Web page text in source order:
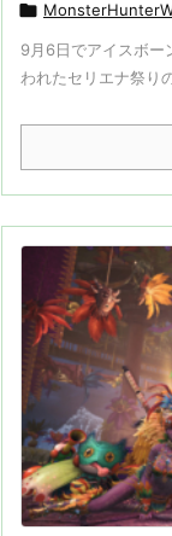

9月6日でアイスボー
われたセリエナ祭り